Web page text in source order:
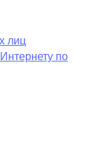
лиц
по